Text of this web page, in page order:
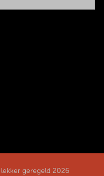
geregeld 2026